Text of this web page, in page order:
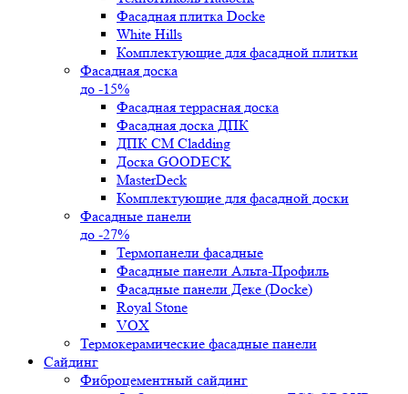
Фасадная плитка Docke
White Hills
Комплектующие для фасадной плитки
Фасадная доска
до -15%
Фасадная террасная доска
Фасадная доска ДПК
ДПК CM Cladding
Доска GOODECK
MasterDeck
Комплектующие для фасадной доски
Фасадные панели
до -27%
Термопанели фасадные
Фасадные панели Альта-Профиль
Фасадные панели Деке (Docke)
Royal Stone
VOX
Термокерамические фасадные панели
Сайдинг
Фиброцементный сайдинг